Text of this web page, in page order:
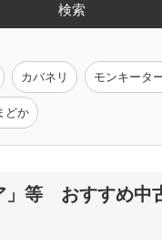
ペルソナ
検索
カバネリ モンキータ
どか
」等 おすすめ中